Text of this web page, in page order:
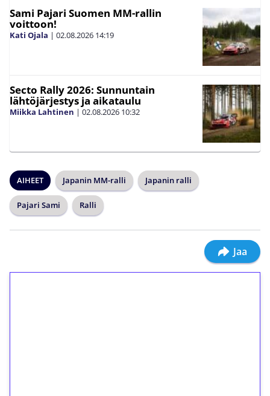
Sami Pajari Suomen MM-rallin
voittoon!
Kati Ojala | 02.08.2026 14:19
Secto Rally 2026: Sunnuntain
lähtöjärjestys ja aikataulu
Miikka Lahtinen | 02.08.2026 10:32
AIHEET Japanin MM-ralli Japanin ralli
Pajari Sami Ralli
Jaa